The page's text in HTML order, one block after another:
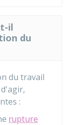
il
du
du travail
:
rupture